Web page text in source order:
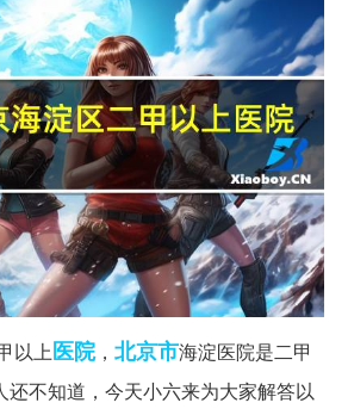
以上医院， 北京市海淀医院是二甲
还不知道，今天小六来为大家解答以